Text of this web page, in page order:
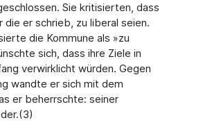
Sie kritisierten, dass
die er schrieb, zu liberal seien.
die Kommune als »zu
sich, dass ihre Ziele in
verwirklicht würden. Gegen
wandte er sich mit dem
er beherrschte: seiner